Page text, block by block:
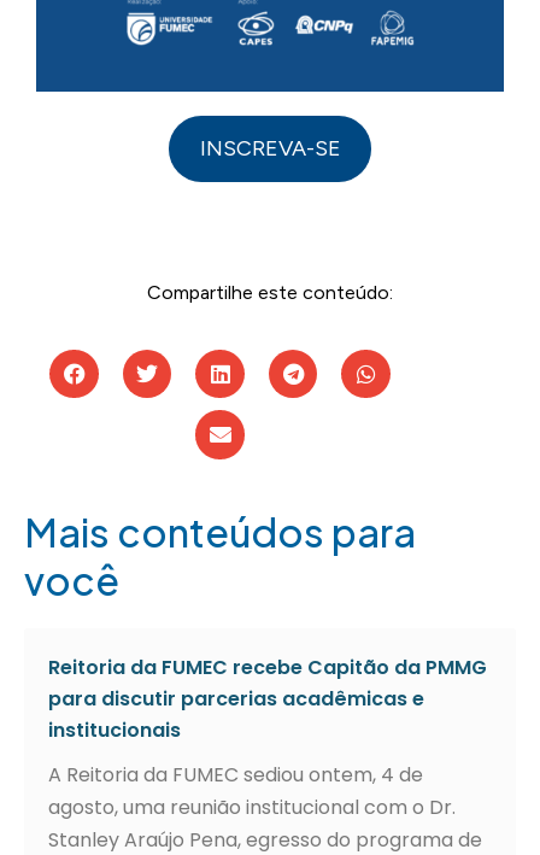
INSCREVA-SE
Compartilhe este conteúdo:
Mais conteúdos para
você
Reitoria da FUMEC recebe Capitão da PMMG
para discutir parcerias acadêmicas e
institucionais
A Reitoria da FUMEC sediou ontem, 4 de
agosto, uma reunião institucional com o Dr.
Stanley Araújo Pena, egresso do programa de